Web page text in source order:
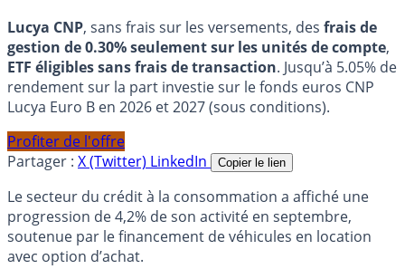
Lucya CNP, sans frais sur les versements, des frais de
gestion de 0.30% seulement sur les unités de compte,
ETF éligibles sans frais de transaction. Jusqu’à 5.05% de
rendement sur la part investie sur le fonds euros CNP
Lucya Euro B en 2026 et 2027 (sous conditions).
Profiter de l'offre
Partager : X (Twitter) LinkedIn Copier le lien
Le secteur du crédit à la consommation a affiché une
progression de 4,2% de son activité en septembre,
soutenue par le financement de véhicules en location
avec option d’achat.